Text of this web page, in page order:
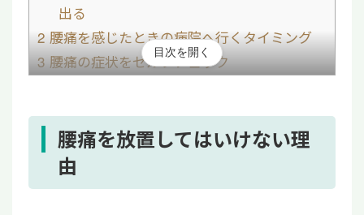
出る
2腰痛を感じたときの病院へ行くタイミング
3腰痛の症状をセルフチェック
4.2特異的腰痛の場合
5 腰痛のセルフケア方法
目次を開く
腰痛を放置してはいけない理
由